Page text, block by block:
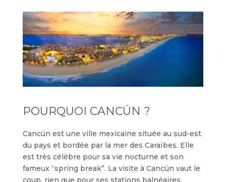
POURQUOI CANCÚN ?
Cancún est une ville mexicaine située au sud-est
du pays et bordée par la mer des Caraïbes. Elle
est très célèbre pour sa vie nocturne et son
fameux “spring break”. La visite à Cancún vaut le
coup, rien que pour ses stations balnéaires.